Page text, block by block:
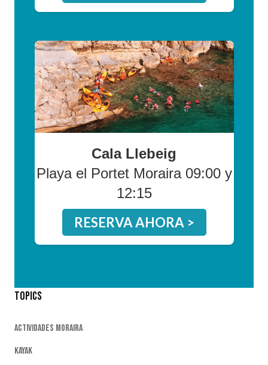
Cala Llebeig
Playa el Portet Moraira 09:00 y
12:15
RESERVA AHORA >
Topics
Actividades Moraira
Kayak